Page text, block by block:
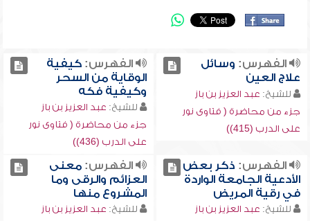
الفهرس: وسائل
علاج العين
للشيخ: عبد العزيز بن باز
جزء من محاضرة ( فتاوى نور
على الدرب (415))
الفهرس:كيفية
الوقاية من السحر
وكيفية فكه
للشيخ: عبد العزيز بن باز
جزء من محاضرة ( فتاوى نور
على الدرب (436))
الفهرس: ذكر بعض
الأدعية الجامعة الواردة
في رقية المريض
للشيخ: عبد العزيز بن باز
الفهرس:معنى
العزائم والرقى وما
المشروع منها
للشيخ: عبد العزيز بن باز